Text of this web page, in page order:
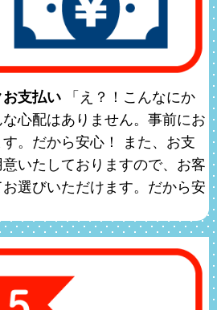
支払い 「え？！こんなにか
心配はありません。事前にお
。だから安心！ また、お支
いたしておりますので、お客
選びいただけます。だから安